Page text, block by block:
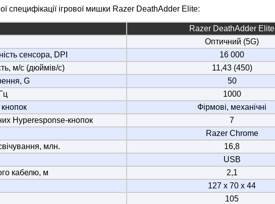
специфікації ігрової мишки Razer DeathAdder Elite:
Razer DeathAdder Elite
Оптичний (5G)
сенсора, DPI
16 000
м/с (дюймів/с)
11,43 (450)
G
50
1000
Фірмові, механічні
Hyperesponse-кнопок
7
Razer Chrome
млн.
16,8
USB
кабелю, м
2,1
127 х 70 х 44
105